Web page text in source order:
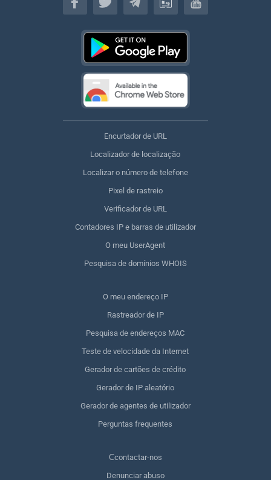
Encurtador de URL
Localizador de localização
Localizar o número de telefone
Pixel de rastreio
Verificador de URL
Contadores IP e barras de utilizador
O meu UserAgent
Pesquisa de domínios WHOIS
O meu endereço IP
Rastreador de IP
Pesquisa de endereços MAC
Teste de velocidade da Internet
Gerador de cartões de crédito
Gerador de IP aleatório
Gerador de agentes de utilizador
Perguntas frequentes
Сcontactar-nos
Denunciar abuso